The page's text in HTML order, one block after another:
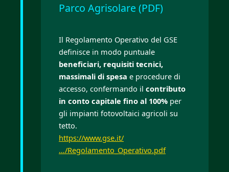
Parco Agrisolare (PDF)
Il Regolamento Operativo del GSE
definisce in modo puntuale
beneficiari, requisiti tecnici,
massimali di spesa e procedure di
accesso, confermando il contributo
in conto capitale fino al 100% per
gli impianti fotovoltaici agricoli su
tetto.
https://www.gse.it/
…/Regolamento_Operativo.pdf